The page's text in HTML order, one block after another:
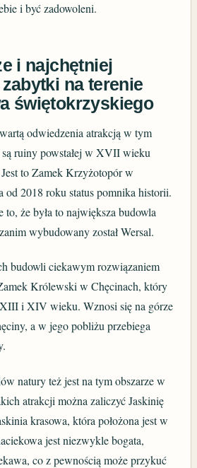
i być zadowoleni.
i najchętniej
na terenie
świętokrzyskiego
odwiedzenia atrakcją w tym
są ruiny powstałej w XVII wieku
to Zamek Krzyżotopór w
od 2018 roku status pomnika historii.
to, że była to największa budowla
wybudowany został Wersal.
budowli ciekawym rozwiązaniem
Królewski w Chęcinach, który
XIII i XIV wieku. Wznosi się na górze
a w jego pobliżu przebiega
natury też jest na tym obszarze w
atrakcji można zaliczyć Jaskinię
krasowa, która położona jest w
jest niezwykle bogata,
co z pewnością może przykuć